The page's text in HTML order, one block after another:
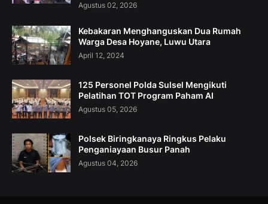
Agustus 02, 2026
Kebakaran Menghanguskan Dua Rumah
Warga Desa Hoyane, Luwu Utara
April 12, 2024
125 Personel Polda Sulsel Mengikuti
Pelatihan TOT Program Paham AI
Agustus 05, 2026
Polsek Biringkanaya Ringkus Pelaku
Penganiayaan Busur Panah
Agustus 04, 2026